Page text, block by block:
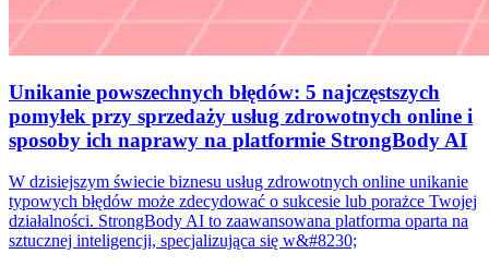
Unikanie powszechnych błędów: 5 najczęstszych
pomyłek przy sprzedaży usług zdrowotnych online i
sposoby ich naprawy na platformie StrongBody AI
W dzisiejszym świecie biznesu usług zdrowotnych online unikanie
typowych błędów może zdecydować o sukcesie lub porażce Twojej
działalności. StrongBody AI to zaawansowana platforma oparta na
sztucznej inteligencji, specjalizująca się w&#8230;